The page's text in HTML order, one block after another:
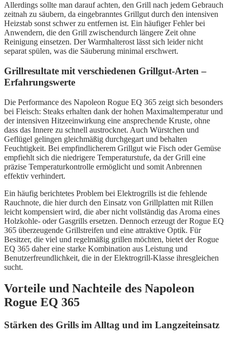
Allerdings sollte man darauf achten, den Grill nach jedem Gebrauch
zeitnah zu säubern, da eingebranntes Grillgut durch den intensiven
Heizstab sonst schwer zu entfernen ist. Ein häufiger Fehler bei
Anwendern, die den Grill zwischendurch längere Zeit ohne
Reinigung einsetzen. Der Warmhalterost lässt sich leider nicht
separat spülen, was die Säuberung minimal erschwert.
Grillresultate mit verschiedenen Grillgut-Arten –
Erfahrungswerte
Die Performance des Napoleon Rogue EQ 365 zeigt sich besonders
bei Fleisch: Steaks erhalten dank der hohen Maximaltemperatur und
der intensiven Hitzeeinwirkung eine ansprechende Kruste, ohne
dass das Innere zu schnell austrocknet. Auch Würstchen und
Geflügel gelingen gleichmäßig durchgegart und behalten
Feuchtigkeit. Bei empfindlicherem Grillgut wie Fisch oder Gemüse
empfiehlt sich die niedrigere Temperaturstufe, da der Grill eine
präzise Temperaturkontrolle ermöglicht und somit Anbrennen
effektiv verhindert.
Ein häufig berichtetes Problem bei Elektrogrills ist die fehlende
Rauchnote, die hier durch den Einsatz von Grillplatten mit Rillen
leicht kompensiert wird, die aber nicht vollständig das Aroma eines
Holzkohle- oder Gasgrills ersetzen. Dennoch erzeugt der Rogue EQ
365 überzeugende Grillstreifen und eine attraktive Optik. Für
Besitzer, die viel und regelmäßig grillen möchten, bietet der Rogue
EQ 365 daher eine starke Kombination aus Leistung und
Benutzerfreundlichkeit, die in der Elektrogrill-Klasse ihresgleichen
sucht.
Vorteile und Nachteile des Napoleon
Rogue EQ 365
Stärken des Grills im Alltag und im Langzeiteinsatz